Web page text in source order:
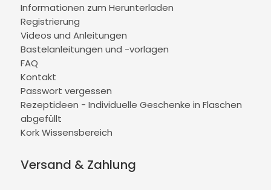
Informationen zum Herunterladen
Registrierung
Videos und Anleitungen
Bastelanleitungen und -vorlagen
FAQ
Kontakt
Passwort vergessen
Rezeptideen - Individuelle Geschenke in Flaschen
abgefüllt
Kork Wissensbereich
Versand & Zahlung